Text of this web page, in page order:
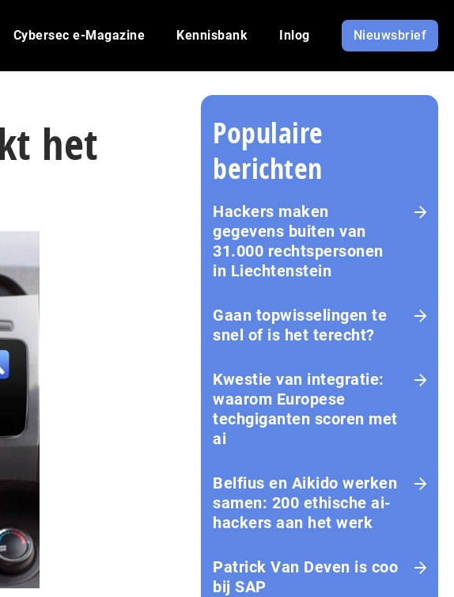
Cybersec e-Magazine Kennisbank Inlog Nieuwsbrief
het
Populaire
berichten
Hackers maken
gegevens buiten van
31.000 rechtspersonen
in Liechtenstein
Gaan topwisselingen te
snel of is het terecht?
Kwestie van integratie:
waarom Europese
techgiganten scoren met
ai
Belfius en Aikido werken
samen: 200 ethische ai-
hackers aan het werk
Patrick Van Deven is coo
bij SAP